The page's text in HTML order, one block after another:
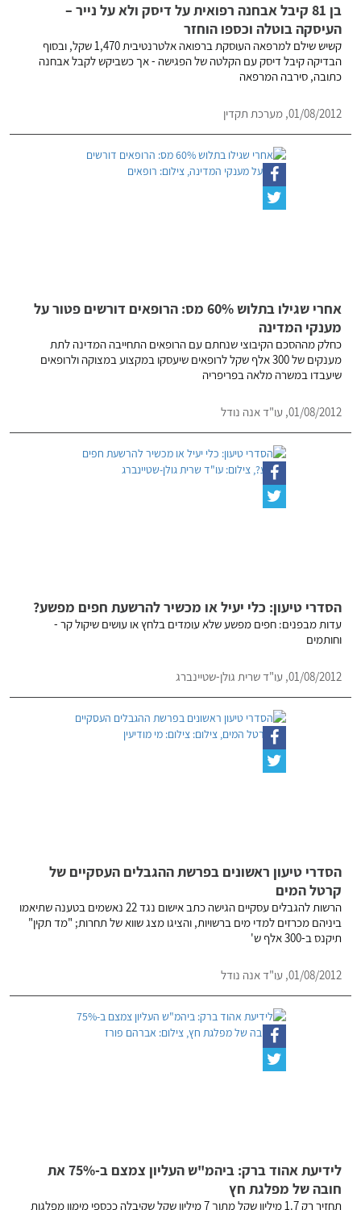
בן 81 קיבל אבחנה רפואית על דיסק ולא על נייר –
העיסקה בוטלה וכספו הוחזר
קשיש שילם למרפאה העוסקת ברפואה אלטרנטיבית 1,470 שקל, ובסוף
הבדיקה קיבל דיסק עם הקלטה של הפגישה - אך כשביקש לקבל אבחנה
כתובה, סירבה המרפאה
01/08/2012, מערכת תקדין
אחרי שגילו בתלוש 60% מס: הרופאים דורשים פטור על
מענקי המדינה
כחלק מההסכם הקיבוצי שנחתם עם הרופאים התחייבה המדינה לתת
מענקים של 300 אלף שקל לרופאים שיעסקו במקצוע במצוקה ולרופאים
שיעבדו במשרה מלאה בפריפריה
01/08/2012, עו"ד אנה נודל
הסדרי טיעון: כלי יעיל או מכשיר להרשעת חפים מפשע?
עדות מבפנים: חפים מפשע שלא עומדים בלחץ או עושים שיקול קר -
וחותמים
01/08/2012, עו"ד שרית גולן-שטיינברג
הסדרי טיעון ראשונים בפרשת ההגבלים העסקיים של
קרטל המים
הרשות להגבלים עסקיים הגישה כתב אישום נגד 22 נאשמים בטענה שתיאמו
ביניהם מכרזים למדי מים ברשויות, והציגו מצג שווא של תחרות; "מד תקין"
תיקנס ב-300 אלף ש'
01/08/2012, עו"ד אנה נודל
לידיעת אהוד ברק: ביהמ"ש העליון צמצם ב-75% את
חובה של מפלגת חץ
תחזיר רק 1.7 מיליון שקל מתוך 7 מיליון שקל שקיבלה ככספי מימון מפלגות